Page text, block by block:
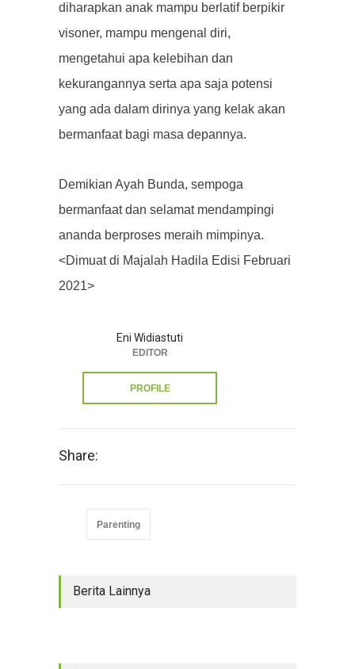
diharapkan anak mampu berlatif berpikir
visoner, mampu mengenal diri,
mengetahui apa kelebihan dan
kekurangannya serta apa saja potensi
yang ada dalam dirinya yang kelak akan
bermanfaat bagi masa depannya.
Demikian Ayah Bunda, sempoga
bermanfaat dan selamat mendampingi
ananda berproses meraih mimpinya.
<Dimuat di Majalah Hadila Edisi Februari
2021>
Eni Widiastuti
EDITOR
PROFILE
Share:
Parenting
Berita Lainnya